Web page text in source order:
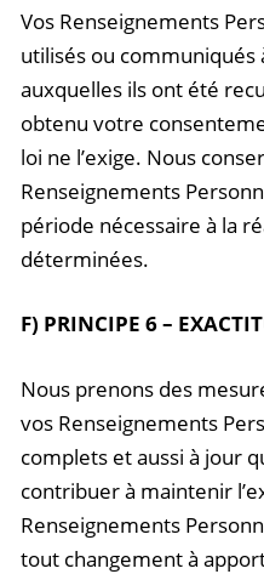
Vos Renseignements
utilisés ou communiqués
auxquelles ils ont été
obtenu votre
loi ne l’exige. Nous
Renseignements
période nécessaire à la
déterminées.
F) PRINCIPE 6 –
Nous prenons des
vos Renseignements
complets et aussi à jour
contribuer à maintenir
Renseignements
tout changement à